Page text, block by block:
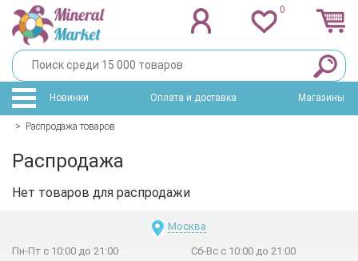
0
Новинки Оплата и доставка Магазины
> Распродажа товаров
Распродажа
Нет товаров для распродажи
Москва
Пн-Пт с 10:00 до 21:00 Сб-Вс с 10:00 до 21:00